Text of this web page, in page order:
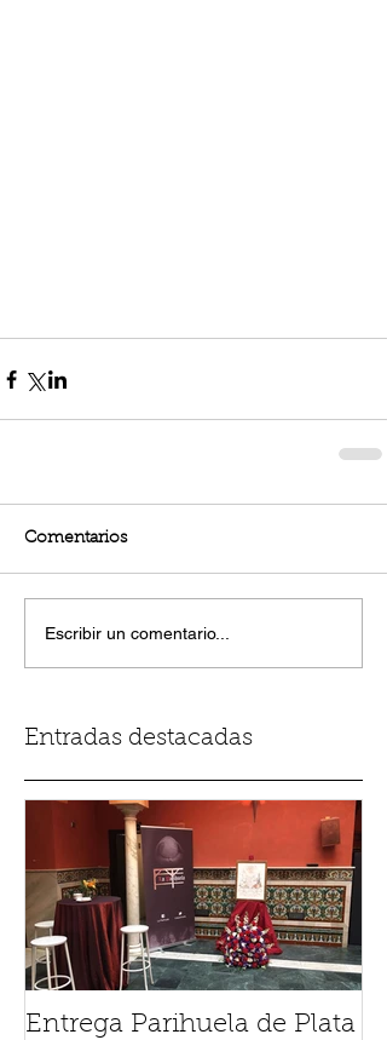
Comentarios
Escribir un comentario...
Entradas destacadas
Entrega Parihuela de Plata